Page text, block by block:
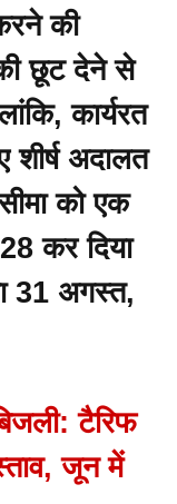
की
की छूट देने से
कार्यरत
शीर्ष अदालत
को एक
कर दिया
31 अगस्त,
टैरिफ
जून में